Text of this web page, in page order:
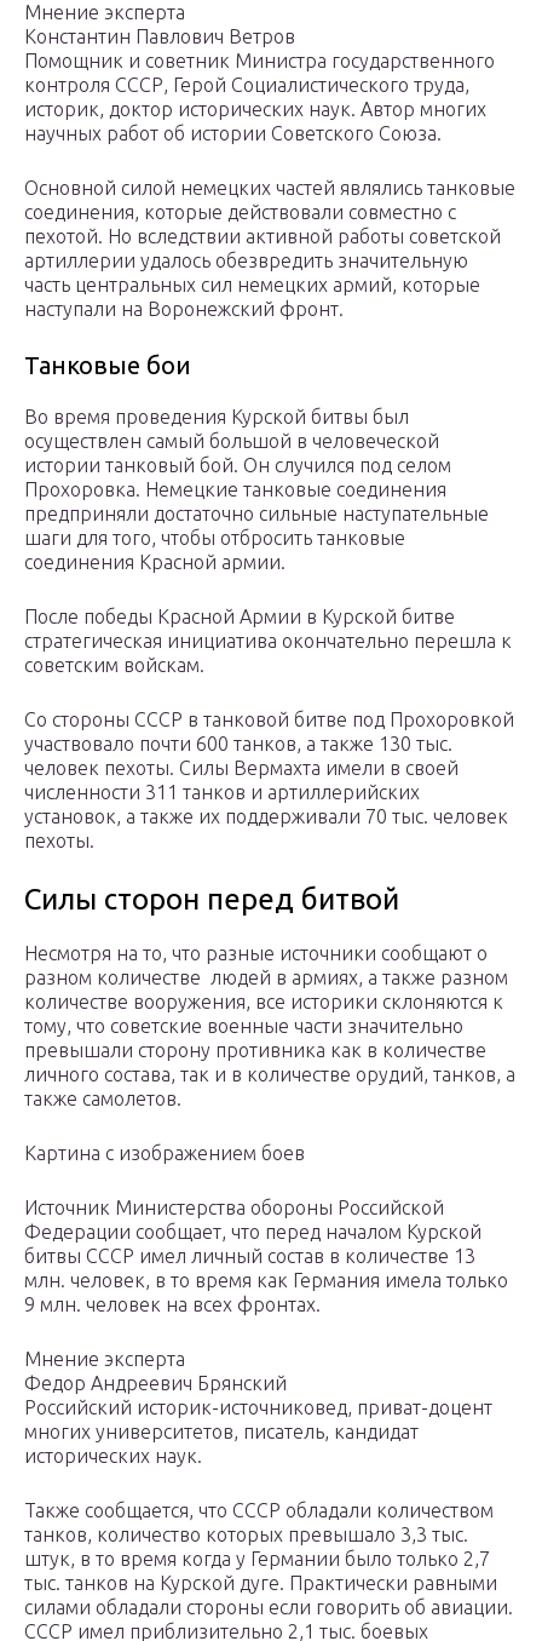
Мнение эксперта
Константин Павлович Ветров
Помощник и советник Министра государственного
контроля СССР, Герой Социалистического труда,
историк, доктор исторических наук. Автор многих
научных работ об истории Советского Союза.
Основной силой немецких частей являлись танковые
соединения, которые действовали совместно с
пехотой. Но вследствии активной работы советской
артиллерии удалось обезвредить значительную
часть центральных сил немецких армий, которые
наступали на Воронежский фронт.
Танковые бои
Во время проведения Курской битвы был
осуществлен самый большой в человеческой
истории танковый бой. Он случился под селом
Прохоровка. Немецкие танковые соединения
предприняли достаточно сильные наступательные
шаги для того, чтобы отбросить танковые
соединения Красной армии.
После победы Красной Армии в Курской битве
стратегическая инициатива окончательно перешла к
советским войскам.
Со стороны СССР в танковой битве под Прохоровкой
участвовало почти 600 танков, а также 130 тыс.
человек пехоты. Силы Вермахта имели в своей
численности 311 танков и артиллерийских
установок, а также их поддерживали 70 тыс. человек
пехоты.
Силы сторон перед битвой
Несмотря на то, что разные источники сообщают о
разном количестве людей в армиях, а также разном
количестве вооружения, все историки склоняются к
тому, что советские военные части значительно
превышали сторону противника как в количестве
личного состава, так и в количестве орудий, танков, а
также самолетов.
Картина с изображением боев
Источник Министерства обороны Российской
Федерации сообщает, что перед началом Курской
битвы СССР имел личный состав в количестве 13
млн. человек, в то время как Германия имела только
9 млн. человек на всех фронтах.
Мнение эксперта
Федор Андреевич Брянский
Российский историк-источниковед, приват-доцент
многих университетов, писатель, кандидат
исторических наук.
Также сообщается, что СССР обладали количеством
танков, количество которых превышало 3,3 тыс.
штук, в то время когда у Германии было только 2,7
тыс. танков на Курской дуге. Практически равными
силами обладали стороны если говорить об авиации.
СССР имел приблизительно 2,1 тыс. боевых